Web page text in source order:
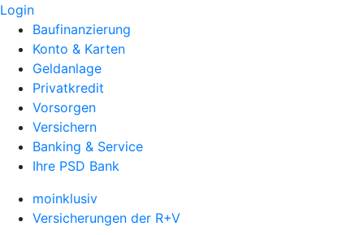
Login
Baufinanzierung
Konto & Karten
Geldanlage
Privatkredit
Vorsorgen
Versichern
Banking & Service
Ihre PSD Bank
moinklusiv
Versicherungen der R+V